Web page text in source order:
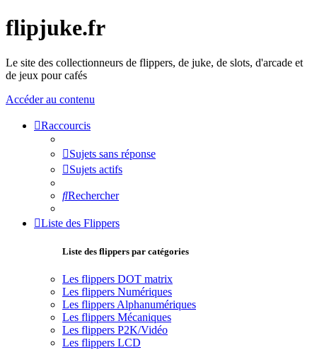
flipjuke.fr
Le site des collectionneurs de flippers, de juke, de slots, d'arcade et
de jeux pour cafés
Accéder au contenu
Raccourcis
Sujets sans réponse
Sujets actifs
Rechercher
Liste des Flippers
Liste des flippers par catégories
Les flippers DOT matrix
Les flippers Numériques
Les flippers Alphanumériques
Les flippers Mécaniques
Les flippers P2K/Vidéo
Les flippers LCD